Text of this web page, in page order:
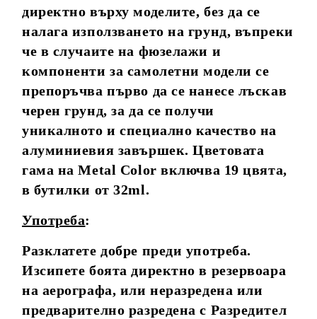
директно върху моделите, без да се
налага използването на грунд, въпреки
че в случаите на фюзелажи и
компоненти за самолетни модели се
препоръчва първо да се нанесе лъскав
черен грунд, за да се получи
уникалното и специално качество на
алуминиевия завършек. Цветовата
гама на Metal Color включва 19 цвята,
в бутилки от 32ml.
Употреба:
Разклатете добре преди употреба.
Изсипете боята директно в резервоара
на аерографа, или неразредена или
предварително разредена с Разредител